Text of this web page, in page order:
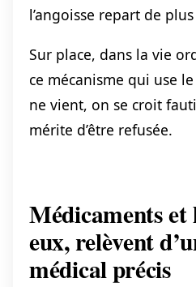
l’angoisse repart de
Sur place, dans la vie
ce mécanisme qui use
ne vient, on se croit
mérite d’être refusée.
Médicaments et
eux, relèvent
médical précis